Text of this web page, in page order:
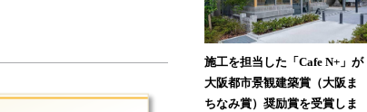
施工を担当した「Cafe N+」が
大阪都市景観建築賞（大阪ま
ちなみ賞）奨励賞を受賞しま